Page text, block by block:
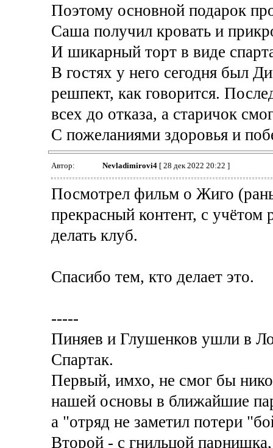
Поэтому основной подарок
Саша получил кровать и
И шикарный торт в виде
В гостях у него сегодня был
решпект, как говорится.
всех до отказа, а старичок
С пожеланиями здоровья и
Автор: Nevladimirovi4[ 28 дек 2022 20:22 ]
Посмотрел фильм о Жиго
прекрасный контент, с
делать клуб.
Спасибо тем, кто делает это.
-----
Пиняев и Глушенков ушли в
Спартак.
Первый, имхо, не смог бы
нашей основы в ближайшие
а "отряд не заметил потери
Второй - с гнильцой